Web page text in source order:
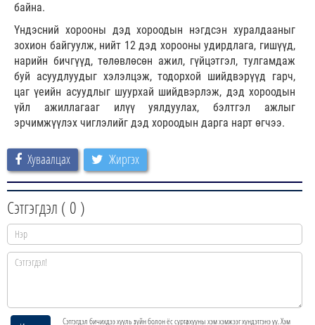
байна.
Үндэсний хорооны дэд хороодын нэгдсэн хуралдааныг
зохион байгуулж, нийт 12 дэд хорооны удирдлага, гишүүд,
нарийн бичгүүд, төлөвлөсөн ажил, гүйцэтгэл, тулгамдаж
буй асуудлуудыг хэлэлцэж, тодорхой шийдвэрүүд гарч,
цаг үеийн асуудлыг шуурхай шийдвэрлэж, дэд хороодын
үйл ажиллагааг илүү уялдуулах, бэлтгэл ажлыг
эрчимжүүлэх чиглэлийг дэд хороодын дарга нарт өгчээ.
Хуваалцах Жиргэх
Сэтгэгдэл ( 0 )
Сэтгэгдэл бичихдээ хууль зүйн болон ёс суртахууны хэм хэмжээг хүндэтгэнэ үү. Хэм